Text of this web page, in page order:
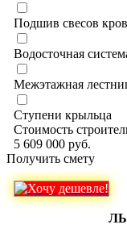
Подшив свесов
Водосточная
Межэтажная
Ступени крыльца
Стоимость
5 609 000 руб.
Получить смету